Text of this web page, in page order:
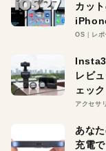
カッ
OS レポ
レビ
ェック
アクセサリ
あな
充電